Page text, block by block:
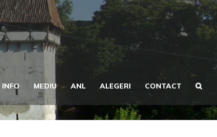
INFO MEDIU ANL ALEGERI CONTACT